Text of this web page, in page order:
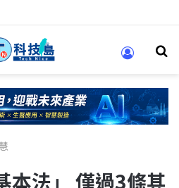
TECH+ 科技專區!
本法」 僅過3條其